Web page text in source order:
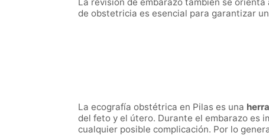
de obstetricia es esencial para garantizar
La ecografía obstétrica en Pilas es una
del feto y el útero. Durante el embarazo es
cualquier posible complicación. Por lo